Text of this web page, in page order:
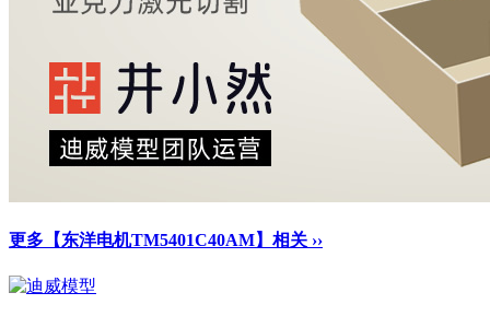
更多【东洋电机TM5401C40AM】相关 ››